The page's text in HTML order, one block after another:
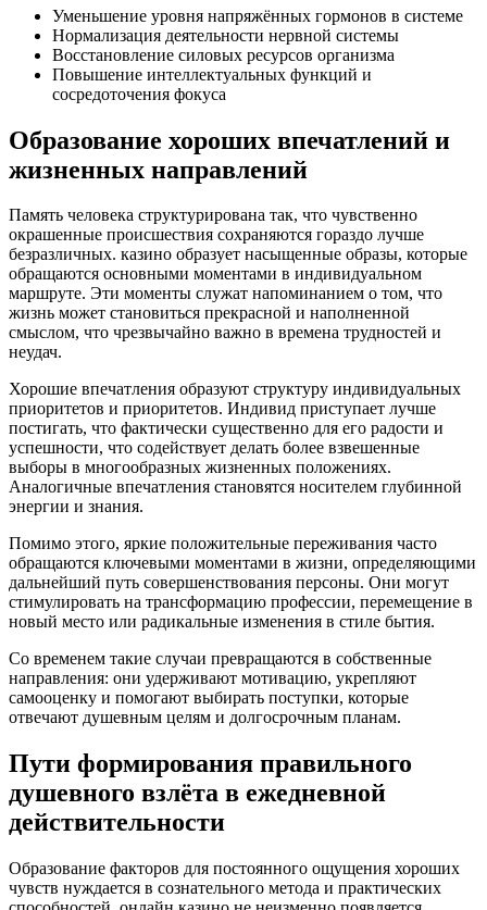
Уменьшение уровня напряжённых гормонов в системе
Нормализация деятельности нервной системы
Восстановление силовых ресурсов организма
Повышение интеллектуальных функций и
сосредоточения фокуса
Образование хороших впечатлений и
жизненных направлений
Память человека структурирована так, что чувственно
окрашенные происшествия сохраняются гораздо лучше
безразличных. казино образует насыщенные образы, которые
обращаются основными моментами в индивидуальном
маршруте. Эти моменты служат напоминанием о том, что
жизнь может становиться прекрасной и наполненной
смыслом, что чрезвычайно важно в времена трудностей и
неудач.
Хорошие впечатления образуют структуру индивидуальных
приоритетов и приоритетов. Индивид приступает лучше
постигать, что фактически существенно для его радости и
успешности, что содействует делать более взвешенные
выборы в многообразных жизненных положениях.
Аналогичные впечатления становятся носителем глубинной
энергии и знания.
Помимо этого, яркие положительные переживания часто
обращаются ключевыми моментами в жизни, определяющими
дальнейший путь совершенствования персоны. Они могут
стимулировать на трансформацию профессии, перемещение в
новый место или радикальные изменения в стиле бытия.
Со временем такие случаи превращаются в собственные
направления: они удерживают мотивацию, укрепляют
самооценку и помогают выбирать поступки, которые
отвечают душевным целям и долгосрочным планам.
Пути формирования правильного
душевного взлёта в ежедневной
действительности
Образование факторов для постоянного ощущения хороших
чувств нуждается в сознательного метода и практических